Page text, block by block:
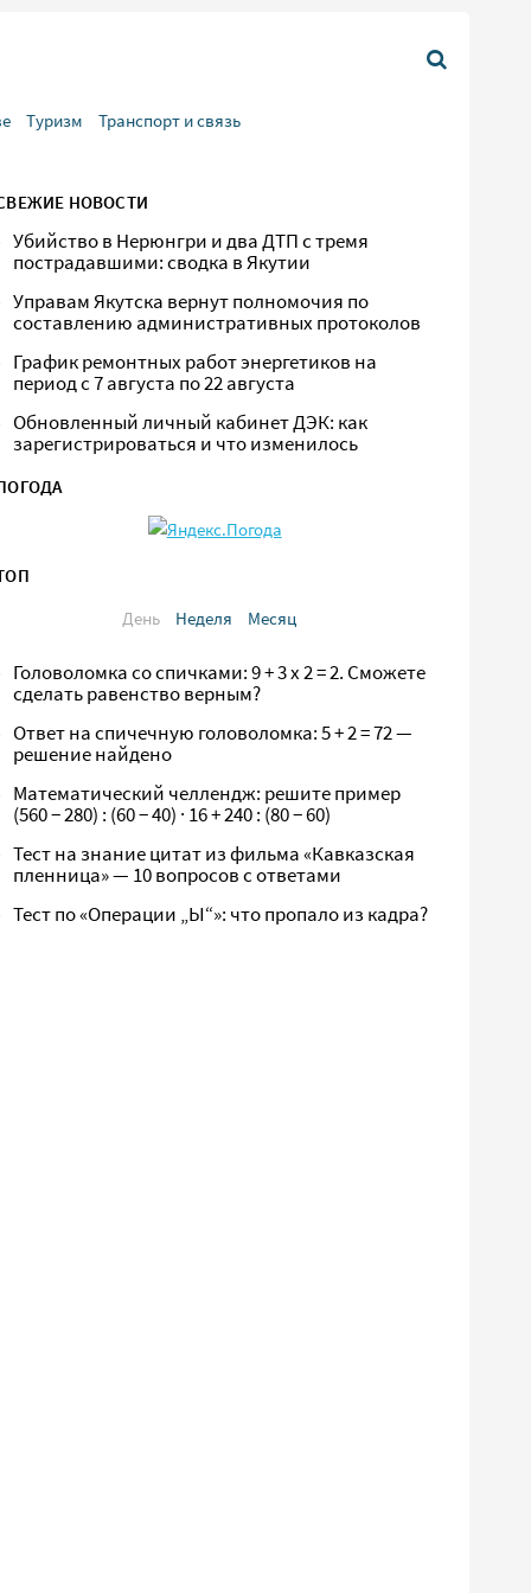
Туризм Транспорт и связь
НОВОСТИ
Убийство в Нерюнгри и два ДТП с тремя
пострадавшими: сводка в Якутии
Управам Якутска вернут полномочия по
составлению административных протоколов
График ремонтных работ энергетиков на
период с 7 августа по 22 августа
Обновленный личный кабинет ДЭК: как
зарегистрироваться и что изменилось
День
Неделя Месяц
Головоломка со спичками: 9 + 3 х 2 = 2. Сможете
сделать равенство верным?
Ответ на спичечную головоломка: 5 + 2 = 72 —
решение найдено
Математический челлендж: решите пример
(560 − 280) : (60 − 40) · 16 + 240 : (80 − 60)
Тест на знание цитат из фильма «Кавказская
пленница» — 10 вопросов с ответами
Тест по «Операции „Ы“»: что пропало из кадра?